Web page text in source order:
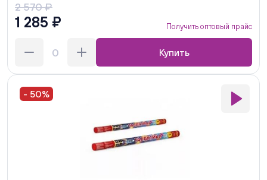
1 285 ₽
2 570 ₽
Получить оптовый прайс
Купить
- 50%